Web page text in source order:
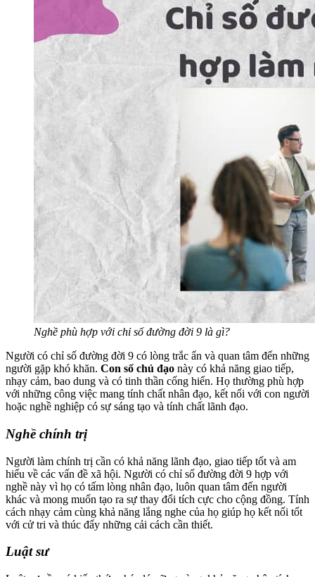
Nghề phù hợp với chỉ số đường đời 9 là gì?
Người có chỉ số đường đời 9 có lòng trắc ẩn và quan tâm đến những
người gặp khó khăn. Con số chủ đạo này có khả năng giao tiếp,
nhạy cảm, bao dung và có tinh thần cống hiến. Họ thường phù hợp
với những công việc mang tính chất nhân đạo, kết nối với con người
hoặc nghề nghiệp có sự sáng tạo và tính chất lãnh đạo.
Nghề chính trị
Người làm chính trị cần có khả năng lãnh đạo, giao tiếp tốt và am
hiểu về các vấn đề xã hội. Người có chỉ số đường đời 9 hợp với
nghề này vì họ có tấm lòng nhân đạo, luôn quan tâm đến người
khác và mong muốn tạo ra sự thay đổi tích cực cho cộng đồng. Tính
cách nhạy cảm cùng khả năng lắng nghe của họ giúp họ kết nối tốt
với cử tri và thúc đẩy những cải cách cần thiết.
Luật sư